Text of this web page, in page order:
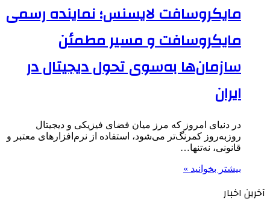
مایکروسافت لایسنس؛ نماینده رسمی
مایکروسافت و مسیر مطمئن
سازمان‌ها به‌سوی تحول دیجیتال در
ایران
در دنیای امروز که مرز میان فضای فیزیکی و دیجیتال
روزبه‌روز کمرنگ‌تر می‌شود، استفاده از نرم‌افزارهای معتبر و
قانونی، نه‌تنها…
بیشتر بخوانید »
آخرین اخبار